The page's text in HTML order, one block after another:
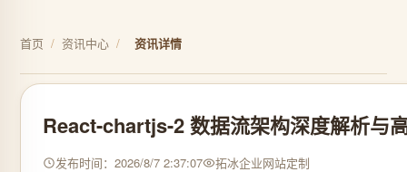
首页 / 资讯中心 / 资讯详情
React-chartjs-2 数据流架构深度解析与
发布时间：2026/8/7 2:37:07 拓冰企业网站定制